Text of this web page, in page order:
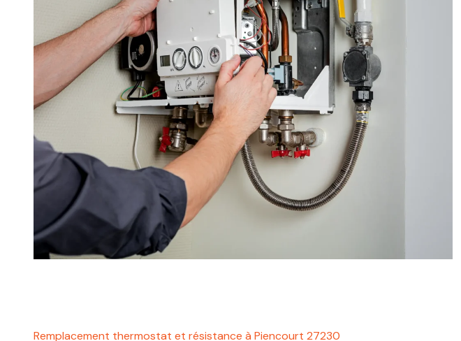
Remplacement thermostat et résistance à Piencourt 27230